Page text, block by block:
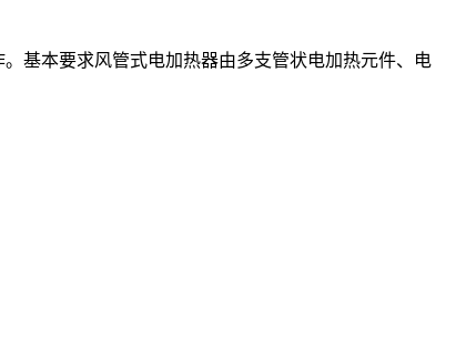
基本要求风管式电加热器由多支管状电加热元件、电